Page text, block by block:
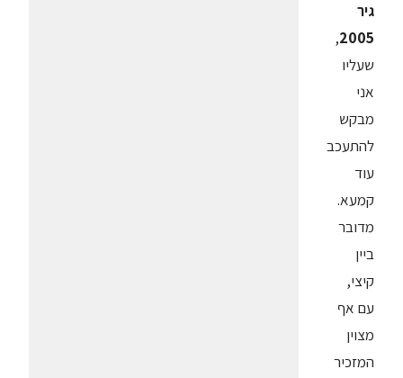
גיר
2005
,
שעליו
אני
מבקש
להתעכב
עוד
קמעא.
מדובר
ביין
קיצי,
עם אף
מצוין
המזכיר